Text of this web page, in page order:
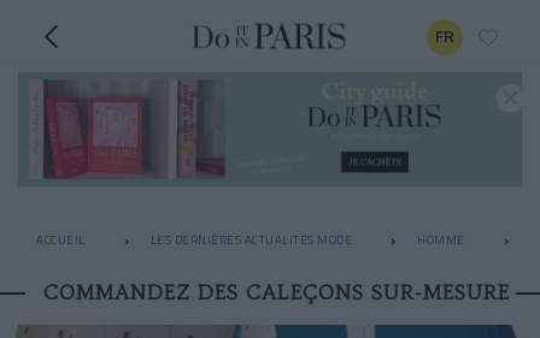
FR
ACCUEIL LES DERNIÈRES ACTUALITÉS MODE HOMME
COMMANDEZ DES CALEÇONS SUR-MESURE